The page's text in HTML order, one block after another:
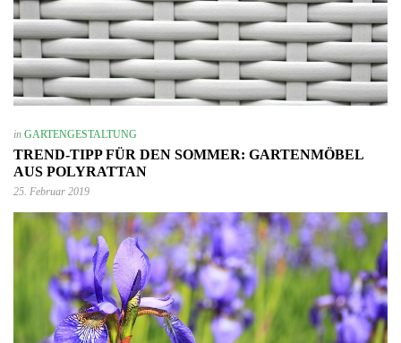
in GARTENGESTALTUNG
TREND-TIPP FÜR DEN SOMMER: GARTENMÖBEL
AUS POLYRATTAN
25. Februar 2019